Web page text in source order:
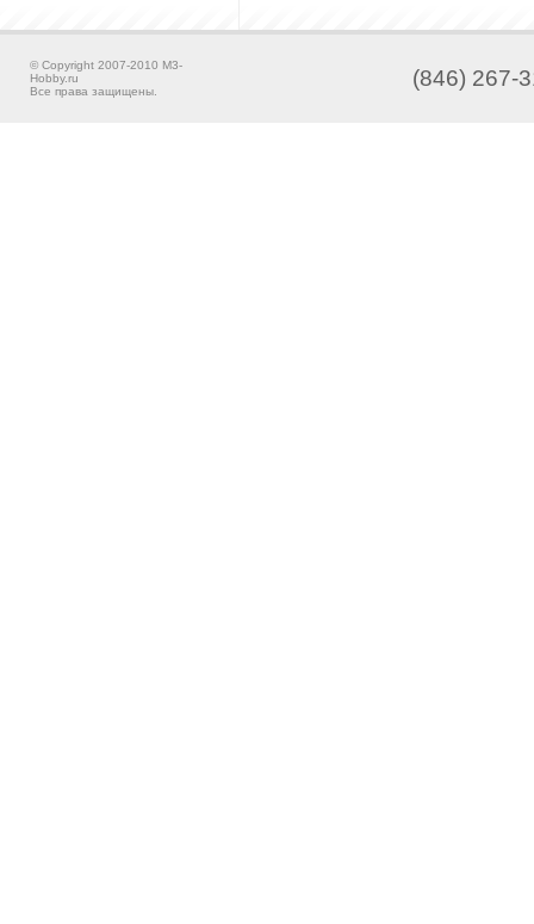
© Copyright 2007-2010 M3-
Hobby.ru
Все права защищены.
(846) 267-